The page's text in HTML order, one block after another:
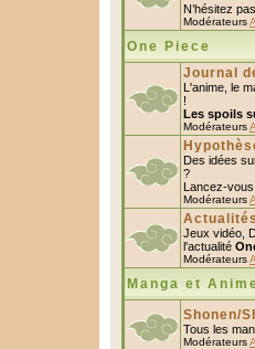
N’hésitez
Modérateurs
One Piece
Journal
L'anime, le
!
Les spoils
Modérateurs
Des idées
?
Lancez-
Modérateurs
Actualités
Jeux vidéo,
l'actualité
Modérateurs
Manga et
Shonen/
Tous les
Modérateurs